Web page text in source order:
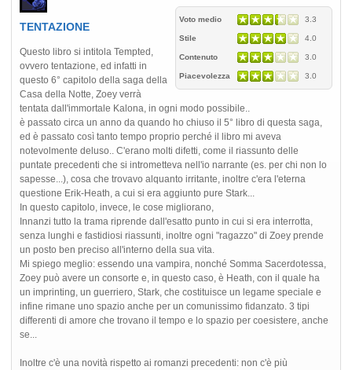
Voto medio 3.3
Stile 4.0
Contenuto 3.0
Piacevolezza 3.0
TENTAZIONE
Questo libro si intitola Tempted,
ovvero tentazione, ed infatti in
questo 6° capitolo della saga della
Casa della Notte, Zoey verrà
tentata dall'immortale Kalona, in ogni modo possibile..
è passato circa un anno da quando ho chiuso il 5° libro di questa saga,
ed è passato così tanto tempo proprio perché il libro mi aveva
notevolmente deluso.. C'erano molti difetti, come il riassunto delle
puntate precedenti che si intrometteva nell'io narrante (es. per chi non lo
sapesse...), cosa che trovavo alquanto irritante, inoltre c'era l'eterna
questione Erik-Heath, a cui si era aggiunto pure Stark...
In questo capitolo, invece, le cose migliorano,
Innanzi tutto la trama riprende dall'esatto punto in cui si era interrotta,
senza lunghi e fastidiosi riassunti, inoltre ogni "ragazzo" di Zoey prende
un posto ben preciso all'interno della sua vita.
Mi spiego meglio: essendo una vampira, nonché Somma Sacerdotessa,
Zoey può avere un consorte e, in questo caso, è Heath, con il quale ha
un imprinting, un guerriero, Stark, che costituisce un legame speciale e
infine rimane uno spazio anche per un comunissimo fidanzato. 3 tipi
differenti di amore che trovano il tempo e lo spazio per coesistere, anche
se...
Inoltre c'è una novità rispetto ai romanzi precedenti: non c'è più